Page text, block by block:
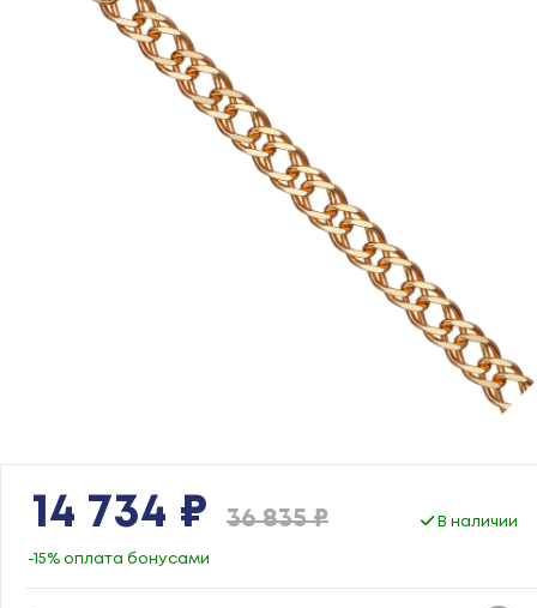
14 734 ₽ 36 835 ₽ В наличии
-15% оплата бонусами